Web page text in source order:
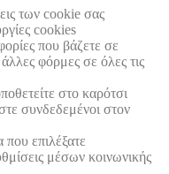
των cookie σας
cookies
που βάζετε σε
φόρμες σε όλες τις
στο καρότσι
συνδεδεμένοι στον
επιλέξατε
μέσων κοινωνικής